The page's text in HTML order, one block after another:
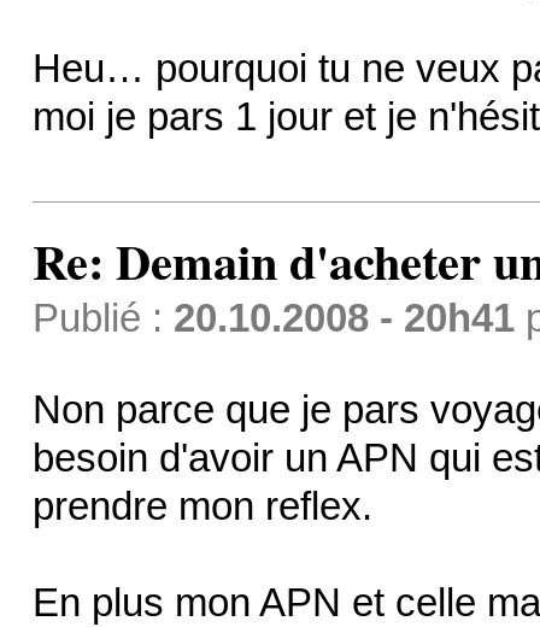
Heu… pourquoi tu ne veux
moi je pars 1 jour et je
Re: Demain d'acheter
Publié : 20.10.2008 - 20h41
Non parce que je pars
besoin d'avoir un APN qui
prendre mon reflex.
En plus mon APN et celle